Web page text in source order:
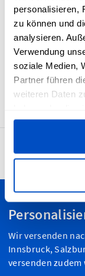
personalisieren,
zu können und
analysieren.
Verwendung
soziale Medien,
Partner führen
weiteren Daten
gesammelt
Diese
haben eine
können. In vielen
zuerst an dem
Stoff bzw. dem
Etiketten für die
Etikettengröße
4,7
Wir versenden
Innsbruck,
versenden